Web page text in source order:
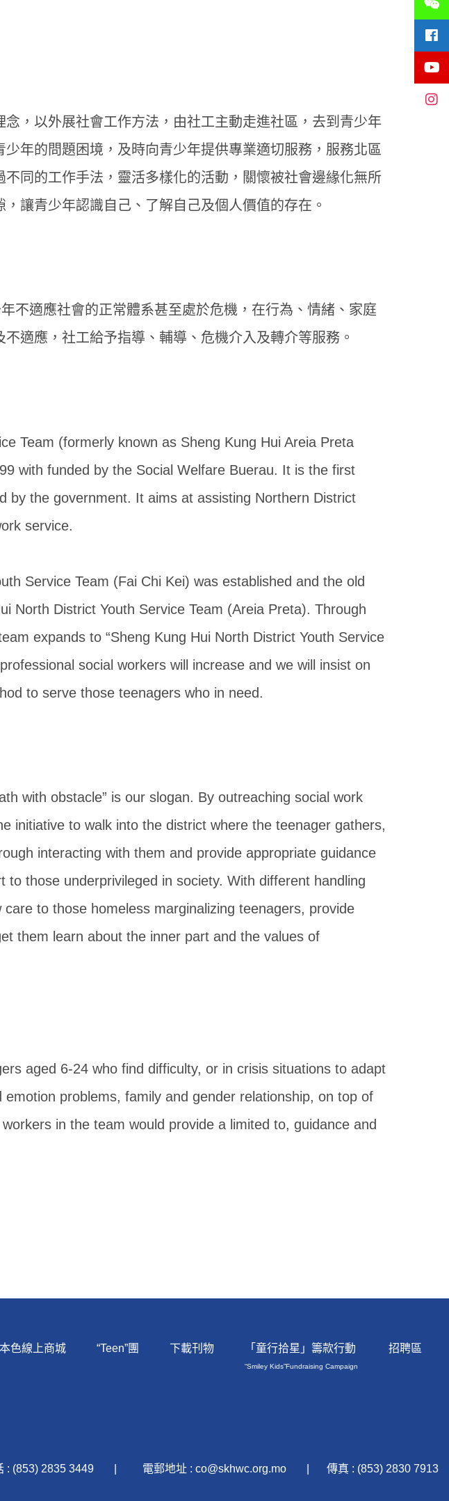
，以外展社會工作方法，由社工主動走進社區，去到青少年
年的問題困境，及時向青少年提供專業適切服務，服務北區
同的工作手法，靈活多樣化的活動，關懷被社會邊緣化無所
讓青少年認識自己、了解自己及個人價值的存在。
不適應社會的正常體系甚至處於危機，在行為、情緒、家庭
適應，社工給予指導、輔導、危機介入及轉介等服務。
Team (formerly known as Sheng Kung Hui Areia Preta
with funded by the Social Welfare Buerau. It is the first
by the government. It aims at assisting Northern District
service.
Service Team (Fai Chi Kei) was established and the old
North District Youth Service Team (Areia Preta). Through
expands to “Sheng Kung Hui North District Youth Service
social workers will increase and we will insist on
to serve those teenagers who in need.
with obstacle” is our slogan. By outreaching social work
initiative to walk into the district where the teenager gathers,
interacting with them and provide appropriate guidance
those underprivileged in society. With different handling
to those homeless marginalizing teenagers, provide
them learn about the inner part and the values of
aged 6-24 who find difficulty, or in crisis situations to adapt
problems, family and gender relationship, on top of
in the team would provide a limited to, guidance and
色線上商城 “Teen”團 下載刊物 「童行拾星」籌款行動
“Smiley Kids”Fundraising Campaign
招聘區
: (853) 2835 3449 電郵地址 : co@skhwc.org.mo 傳真 : (853) 2830 7913